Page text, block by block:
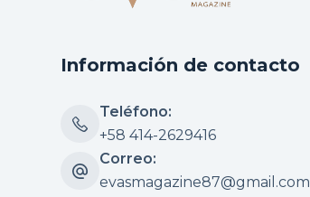
Información de contacto
Teléfono:
+58 414-2629416
Correo:
evasmagazine87@gmail.com